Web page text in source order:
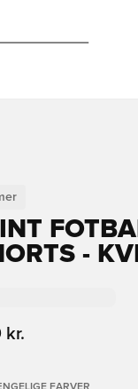
-
kr.